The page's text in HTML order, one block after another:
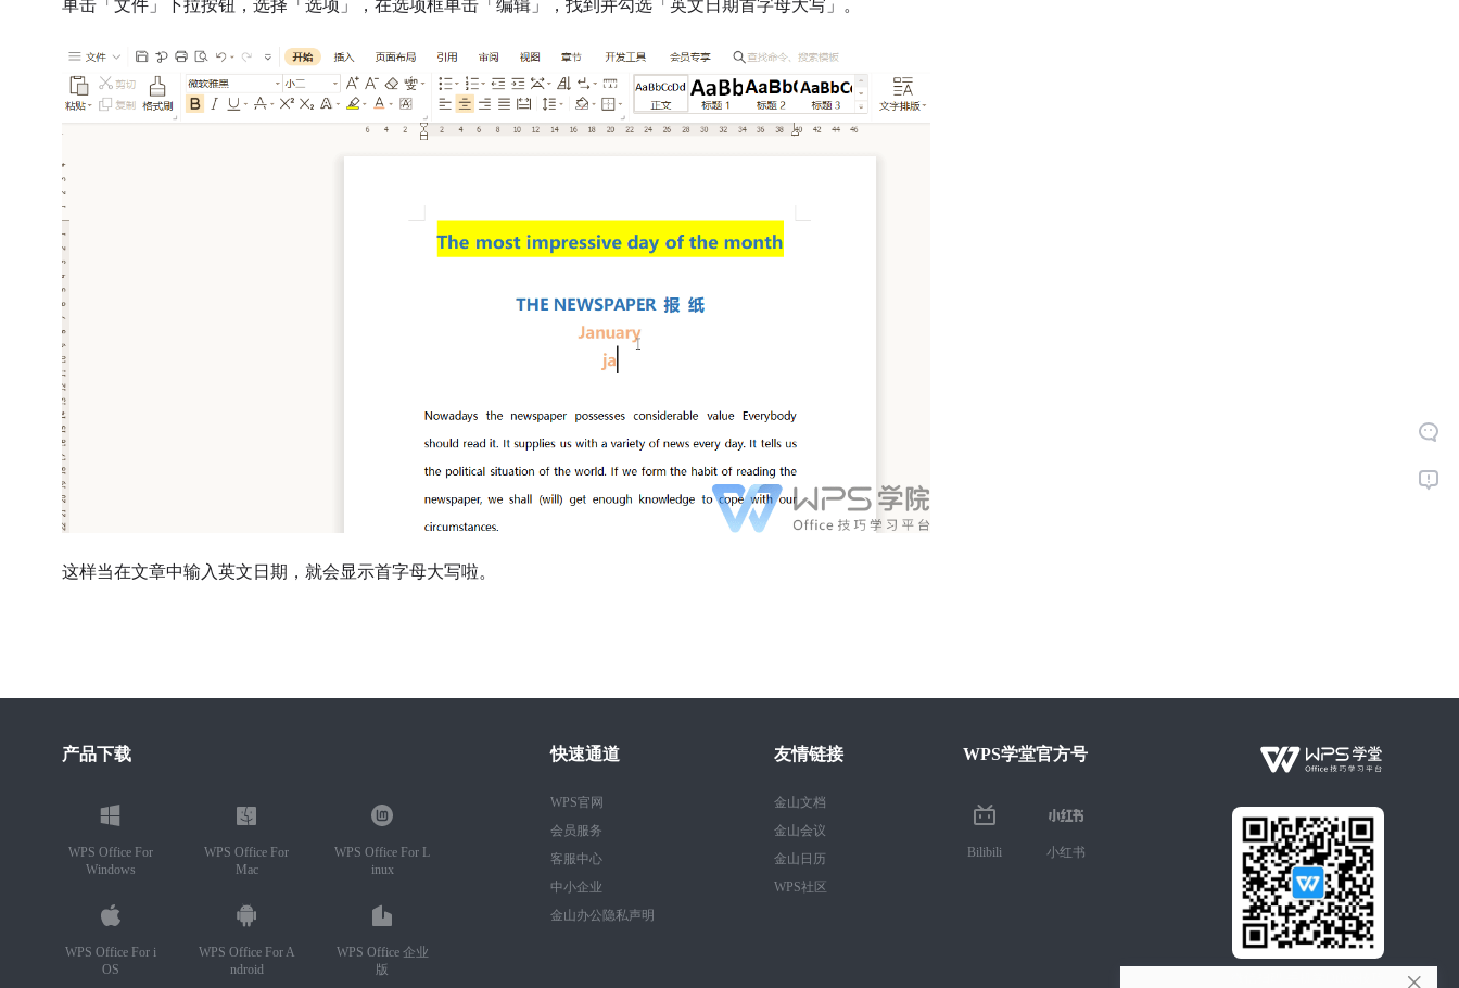
单击「文件」下拉按钮，选择「选项」，在选项框单击「编辑」，找到并勾选「英文日期首字母大写」。
这样当在文章中输入英文日期，就会显示首字母大写啦。
产品下载
WPS Office For
Windows
WPS Office For
Mac
WPS Office For L
inux
WPS Office For i
OS
WPS Office For A
ndroid
WPS Office 企业
版
快速通道
WPS官网
会员服务
客服中心
中小企业
金山办公隐私声明
友情链接
金山文档
金山会议
金山日历
WPS社区
WPS学堂官方号
Bilibili 小红书